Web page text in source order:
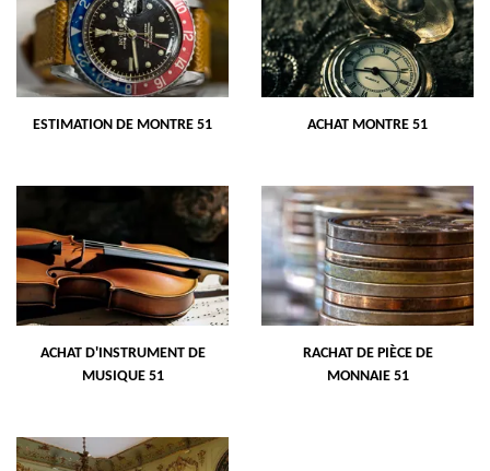
ESTIMATION DE MONTRE 51 ACHAT MONTRE 51
ACHAT D'INSTRUMENT DE
MUSIQUE 51
RACHAT DE PIÈCE DE
MONNAIE 51